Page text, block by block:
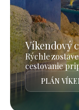
Víkendový
Rýchle
cestovanie
PLÁN